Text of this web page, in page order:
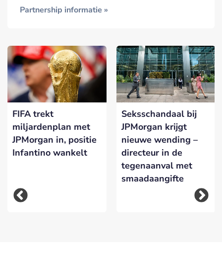
Partnership informatie »
FIFA trekt
miljardenplan met
JPMorgan in, positie
Infantino wankelt
Seksschandaal bij
JPMorgan krijgt
nieuwe wending –
directeur in de
tegenaanval met
smaadaangifte